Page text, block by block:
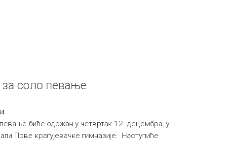
соло певање
биће одржан у четвртак 12. децембра, у
Прве крагујевачке гимназије. Наступиће